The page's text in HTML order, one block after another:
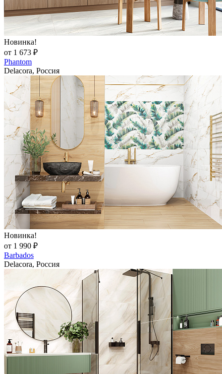
Новинка!
от 1 673 ₽
Phantom
Delacora, Россия
Новинка!
от 1 990 ₽
Barbados
Delacora, Россия